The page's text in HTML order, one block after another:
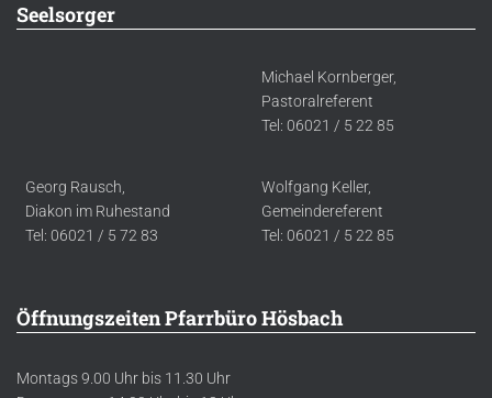
Seelsorger
Michael Kornberger,
Pastoralreferent
Tel: 06021 / 5 22 85
Georg Rausch,
Diakon im Ruhestand
Tel: 06021 / 5 72 83
Wolfgang Keller,
Gemeindereferent
Tel: 06021 / 5 22 85
Öffnungszeiten Pfarrbüro Hösbach
Montags 9.00 Uhr bis 11.30 Uhr